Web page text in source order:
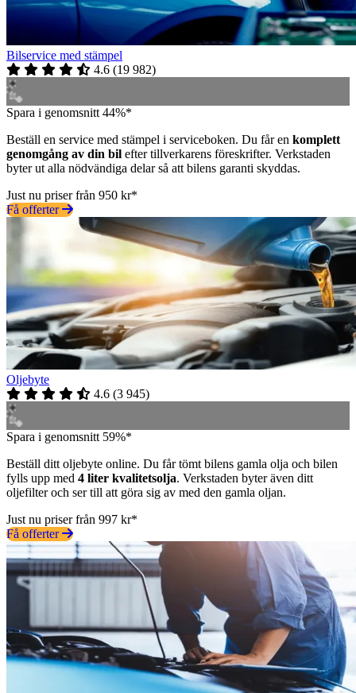
Bilservice med stämpel
4.6 (19 982)
Spara i genomsnitt 44%*
Beställ en service med stämpel i serviceboken. Du får en komplett
genomgång av din bil efter tillverkarens föreskrifter. Verkstaden
byter ut alla nödvändiga delar så att bilens garanti skyddas.
Just nu priser från 950 kr*
Få offerter
Oljebyte
4.6 (3 945)
Spara i genomsnitt 59%*
Beställ ditt oljebyte online. Du får tömt bilens gamla olja och bilen
fylls upp med 4 liter kvalitetsolja. Verkstaden byter även ditt
oljefilter och ser till att göra sig av med den gamla oljan.
Just nu priser från 997 kr*
Få offerter